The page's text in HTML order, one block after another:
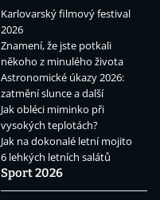
Karlovarský filmový festival
2026
Znamení, že jste potkali
někoho z minulého života
Astronomické úkazy 2026:
zatmění slunce a další
Jak obléci miminko při
vysokých teplotách?
Jak na dokonalé letní mojito
6 lehkých letních salátů
Sport 2026